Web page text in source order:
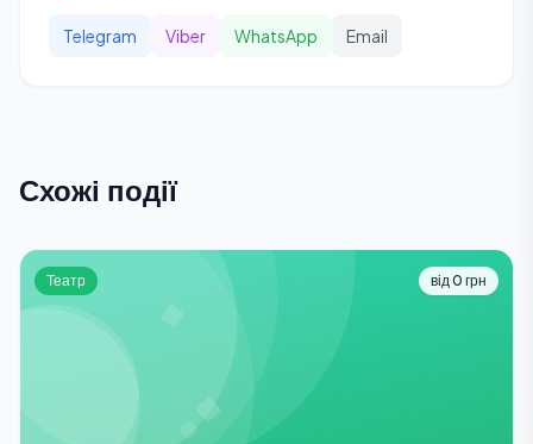
Telegram Viber WhatsApp Email
Схожі події
Театр від 0 грн